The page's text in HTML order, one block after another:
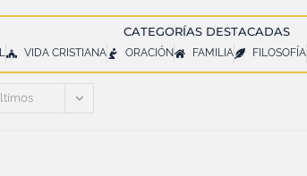
CATEGORÍAS DESTACADAS
VIDA CRISTIANA ORACIÓN FAMILIA FILOSOFÍA